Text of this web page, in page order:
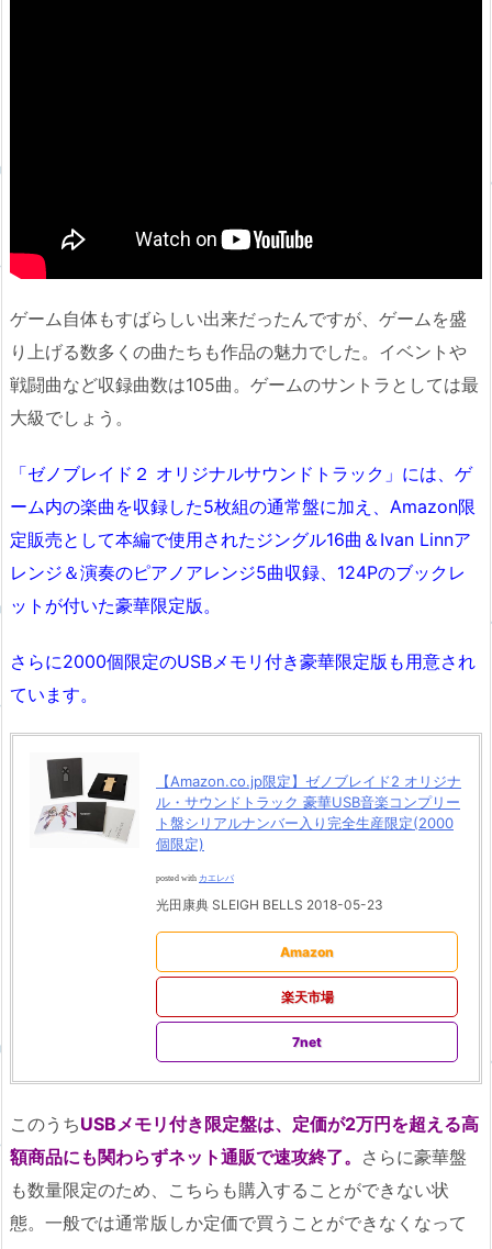
ゲーム自体もすばらしい出来だったんですが、ゲームを盛
り上げる数多くの曲たちも作品の魅力でした。イベントや
戦闘曲など収録曲数は105曲。ゲームのサントラとしては最
大級でしょう。
「ゼノブレイド２ オリジナルサウンドトラック」には、ゲ
ーム内の楽曲を収録した5枚組の通常盤に加え、Amazon限
定販売として本編で使用されたジングル16曲＆Ivan Linnア
レンジ＆演奏のピアノアレンジ5曲収録、124Pのブックレ
ットが付いた豪華限定版。
さらに2000個限定のUSBメモリ付き豪華限定版も用意され
ています。
【Amazon.co.jp限定】ゼノブレイド2 オリジナ
ル・サウンドトラック 豪華USB音楽コンプリー
ト盤シリアルナンバー入り完全生産限定(2000
個限定)
posted with カエレバ
光田康典 SLEIGH BELLS 2018-05-23
Amazon
楽天市場
7net
このうちUSBメモリ付き限定盤は、定価が2万円を超える高
額商品にも関わらずネット通販で速攻終了。 さらに豪華盤
も数量限定のため、こちらも購入することができない状
態。一般では通常版しか定価で買うことができなくなって